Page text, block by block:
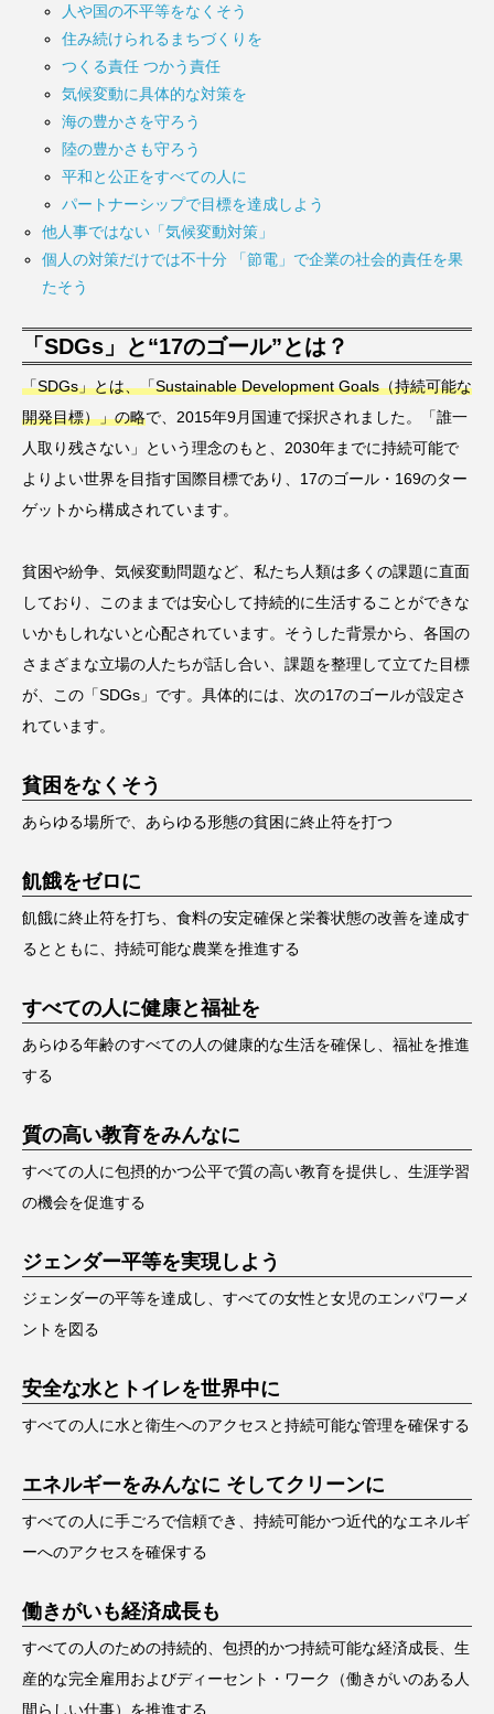
人や国の不平等をなくそう
住み続けられるまちづくりを
つくる責任 つかう責任
気候変動に具体的な対策を
海の豊かさを守ろう
陸の豊かさも守ろう
平和と公正をすべての人に
パートナーシップで目標を達成しよう
他人事ではない「気候変動対策」
個人の対策だけでは不十分 「節電」で企業の社会的責任を果
たそう
「SDGs」と“17のゴール”とは？
「SDGs」とは、「Sustainable Development Goals（持続可能な
開発目標）」の略で、2015年9月国連で採択されました。「誰一
人取り残さない」という理念のもと、2030年までに持続可能で
よりよい世界を目指す国際目標であり、17のゴール・169のター
ゲットから構成されています。
貧困や紛争、気候変動問題など、私たち人類は多くの課題に直面
しており、このままでは安心して持続的に生活することができな
いかもしれないと心配されています。そうした背景から、各国の
さまざまな立場の人たちが話し合い、課題を整理して立てた目標
が、この「SDGs」です。具体的には、次の17のゴールが設定さ
れています。
貧困をなくそう
あらゆる場所で、あらゆる形態の貧困に終止符を打つ
飢餓をゼロに
飢餓に終止符を打ち、食料の安定確保と栄養状態の改善を達成す
るとともに、持続可能な農業を推進する
すべての人に健康と福祉を
あらゆる年齢のすべての人の健康的な生活を確保し、福祉を推進
する
質の高い教育をみんなに
すべての人に包摂的かつ公平で質の高い教育を提供し、生涯学習
の機会を促進する
ジェンダー平等を実現しよう
ジェンダーの平等を達成し、すべての女性と女児のエンパワーメ
ントを図る
安全な水とトイレを世界中に
すべての人に水と衛生へのアクセスと持続可能な管理を確保する
エネルギーをみんなに そしてクリーンに
すべての人に手ごろで信頼でき、持続可能かつ近代的なエネルギ
ーへのアクセスを確保する
働きがいも経済成長も
すべての人のための持続的、包摂的かつ持続可能な経済成長、生
産的な完全雇用およびディーセント・ワーク（働きがいのある人
間らしい仕事）を推進する